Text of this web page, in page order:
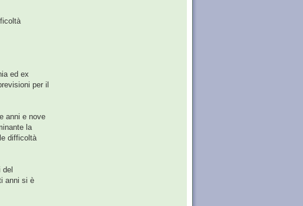
ed ex
per il
anni e nove
la
difficoltà
anni si è